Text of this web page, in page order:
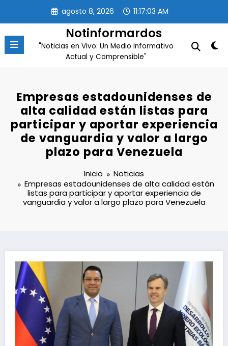
contenido
agosto 8, 2026 11:17:03 AM
Notinformardos
"Noticias en Vivo: Un Medio Informativo
Actual y Comprensible"
Empresas estadounidenses de
alta calidad están listas para
participar y aportar experiencia
de vanguardia y valor a largo
plazo para Venezuela
Inicio
Noticias
Empresas estadounidenses de alta calidad están
listas para participar y aportar experiencia de
vanguardia y valor a largo plazo para Venezuela